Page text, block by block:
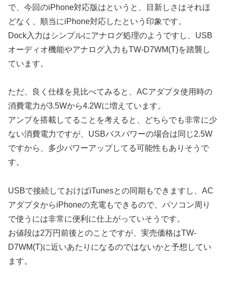
で、今回のiPhone対応版はというと、目新しさはそれほ
どなく、順当にiPhone対応したという印象です。
Dock入力はシンプルにアナログ処理のようですし、USB
オーディオ機能やアナログ入力もTW-D7WM(T)を踏襲し
ています。
ただ、良く仕様を見比べてみると、ACアダプタ使用時の
消費電力が3.5Wから4.2Wに増えています。
アンプを搭載してることを考えると、どちらでも非常に少
ない消費電力ですが、USBバスパワーの場合は同じ2.5W
ですから、多少パワーアップしてる可能性もありそうで
す。
USBで接続しておけばiTunesとの同期もできますし、AC
アダプタからiPhoneの充電もできるので、パソコン周り
で使うには非常に便利に仕上がっていそうです。
お値段は2万円前後とのことですが、実売価格はTW-
D7WM(T)に近いあたりになるのではないかと予想してい
ます。